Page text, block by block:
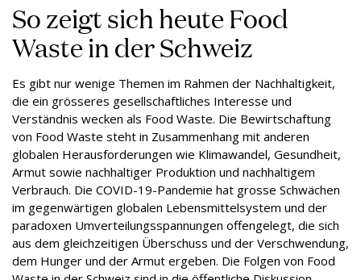
So zeigt sich heute Food
Waste in der Schweiz
Es gibt nur wenige Themen im Rahmen der Nachhaltigkeit,
die ein grösseres gesellschaftliches Interesse und
Verständnis wecken als Food Waste. Die Bewirtschaftung
von Food Waste steht in Zusammenhang mit anderen
globalen Herausforderungen wie Klimawandel, Gesundheit,
Armut sowie nachhaltiger Produktion und nachhaltigem
Verbrauch. Die COVID-19-Pandemie hat grosse Schwächen
im gegenwärtigen globalen Lebensmittelsystem und der
paradoxen Umverteilungsspannungen offengelegt, die sich
aus dem gleichzeitigen Überschuss und der Verschwendung,
dem Hunger und der Armut ergeben. Die Folgen von Food